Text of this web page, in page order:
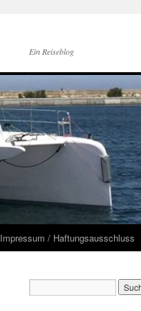
Ein Reiseblog
Impressum / Haftungsausschluss